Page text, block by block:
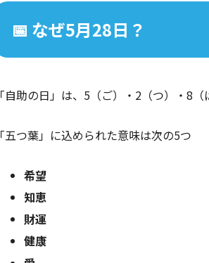
📅 なぜ5月28日？
「自助の日」は、5（ご）・2（つ）・8
「五つ葉」に込められた意味は次の5つ
希望
知恵
財運
健康